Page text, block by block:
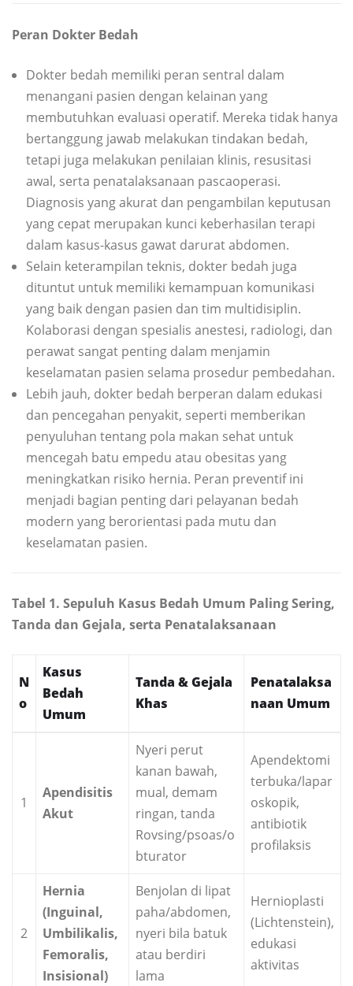
Peran Dokter Bedah
Dokter bedah memiliki peran sentral dalam
menangani pasien dengan kelainan yang
membutuhkan evaluasi operatif. Mereka tidak hanya
bertanggung jawab melakukan tindakan bedah,
tetapi juga melakukan penilaian klinis, resusitasi
awal, serta penatalaksanaan pascaoperasi.
Diagnosis yang akurat dan pengambilan keputusan
yang cepat merupakan kunci keberhasilan terapi
dalam kasus-kasus gawat darurat abdomen.
Selain keterampilan teknis, dokter bedah juga
dituntut untuk memiliki kemampuan komunikasi
yang baik dengan pasien dan tim multidisiplin.
Kolaborasi dengan spesialis anestesi, radiologi, dan
perawat sangat penting dalam menjamin
keselamatan pasien selama prosedur pembedahan.
Lebih jauh, dokter bedah berperan dalam edukasi
dan pencegahan penyakit, seperti memberikan
penyuluhan tentang pola makan sehat untuk
mencegah batu empedu atau obesitas yang
meningkatkan risiko hernia. Peran preventif ini
menjadi bagian penting dari pelayanan bedah
modern yang berorientasi pada mutu dan
keselamatan pasien.
Tabel 1. Sepuluh Kasus Bedah Umum Paling Sering,
Tanda dan Gejala, serta Penatalaksanaan
N
o
Kasus
Bedah
Umum
Tanda & Gejala
Khas
Penatalaksa
naan Umum
1
Apendisitis
Akut
Nyeri perut
kanan bawah,
mual, demam
ringan, tanda
Rovsing/psoas/o
bturator
Apendektomi
terbuka/lapar
oskopik,
antibiotik
profilaksis
2
Hernia
(Inguinal,
Umbilikalis,
Femoralis,
Insisional)
Benjolan di lipat
paha/abdomen,
nyeri bila batuk
atau berdiri
lama
Hernioplasti
(Lichtenstein),
edukasi
aktivitas